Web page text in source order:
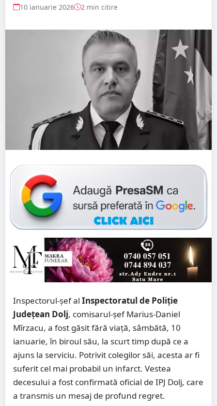
10 ianuarie 2026 2 min citire
Inspectorul-şef al Inspectoratul de Poliție
Județean Dolj, comisarul-şef Marius-Daniel
Mîrzacu, a fost găsit fără viaţă, sâmbătă, 10
ianuarie, în biroul său, la scurt timp după ce a
ajuns la serviciu. Potrivit colegilor săi, acesta ar fi
suferit cel mai probabil un infarct. Vestea
decesului a fost confirmată oficial de IPJ Dolj, care
a transmis un mesaj de profund regret.